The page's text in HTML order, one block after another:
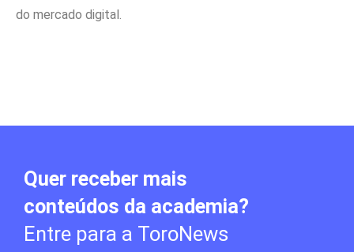
do mercado digital.
Quer receber mais
conteúdos da academia?
Entre para a ToroNews